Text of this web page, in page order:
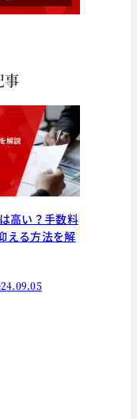
事
高い？手数料
える方法を解